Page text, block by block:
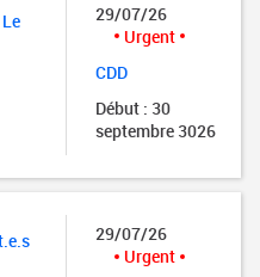
29/07/26
Urgent
CDD
Début : 30
septembre 3026
29/07/26
Urgent